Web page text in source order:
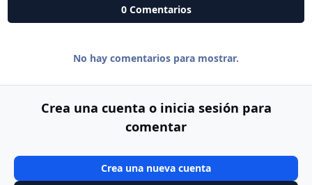
0 Comentarios
No hay comentarios para mostrar.
Crea una cuenta o inicia sesión para
comentar
Crea una nueva cuenta